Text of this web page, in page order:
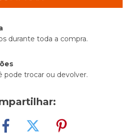
durante toda a compra.
pode trocar ou devolver.